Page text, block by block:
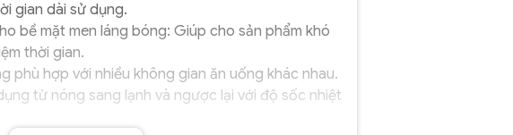
gian dài sử dụng.
bề mặt men láng bóng: Giúp cho sản phẩm khó
thời gian.
phù hợp với nhiều không gian ăn uống khác nhau.
từ nóng sang lạnh và ngược lại với độ sốc nhiệt